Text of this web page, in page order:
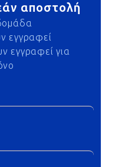
αποστολή
εγγραφεί
εγγραφεί για